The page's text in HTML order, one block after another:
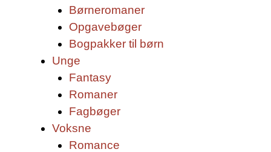
Børneromaner
Opgavebøger
Bogpakker til børn
Unge
Fantasy
Romaner
Fagbøger
Voksne
Romance